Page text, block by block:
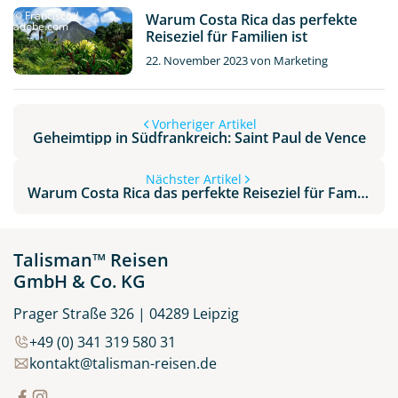
© Francisco /
adobe.com
Warum Costa Rica das perfekte
Reiseziel für Familien ist
22. November 2023von Marketing
Vorheriger Artikel
Geheimtipp in Südfrankreich: Saint Paul de Vence
Nächster Artikel
Warum Costa Rica das perfekte Reiseziel für Familien ist
Talisman™ Reisen
GmbH & Co. KG
Prager Straße 326 | 04289 Leipzig
+49 (0) 341 319 580 31
kontakt@talisman-reisen.de